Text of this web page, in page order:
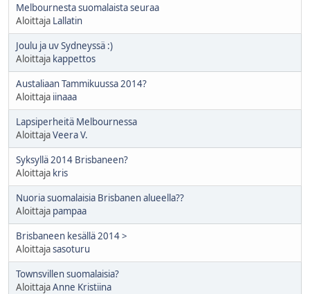
Melbournesta suomalaista seuraa
Aloittaja Lallatin
Joulu ja uv Sydneyssä :)
Aloittaja kappettos
Austaliaan Tammikuussa 2014?
Aloittaja iinaaa
Lapsiperheitä Melbournessa
AloittajaVeera V.
Syksyllä 2014 Brisbaneen?
Aloittaja kris
Nuoria suomalaisia Brisbanen alueella??
Aloittaja pampaa
Brisbaneen kesällä 2014 >
Aloittajasasoturu
Townsvillen suomalaisia?
AloittajaAnne Kristiina